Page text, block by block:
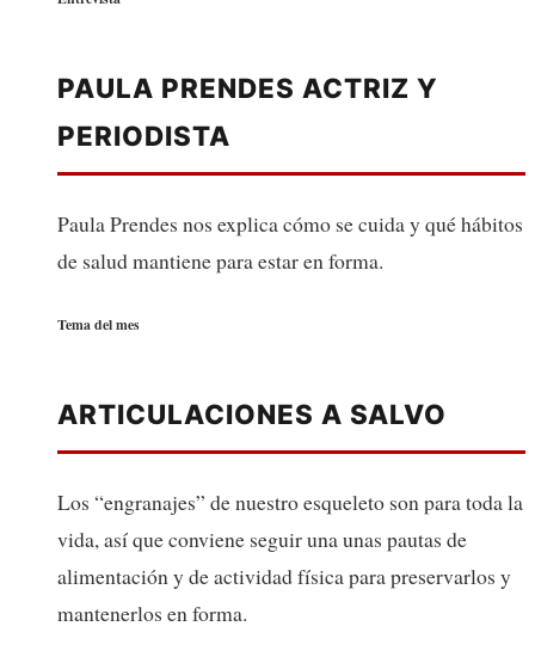
PAULA PRENDES ACTRIZ Y
PERIODISTA
Paula Prendes nos explica cómo se cuida y qué hábitos
de salud mantiene para estar en forma.
Tema del mes
ARTICULACIONES A SALVO
Los “engranajes” de nuestro esqueleto son para toda la
vida, así que conviene seguir una unas pautas de
alimentación y de actividad física para preservarlos y
mantenerlos en forma.